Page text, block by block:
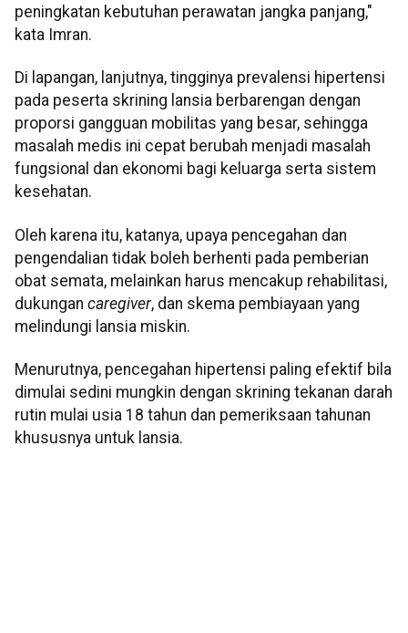
peningkatan kebutuhan perawatan jangka panjang,"
kata Imran.
Di lapangan, lanjutnya, tingginya prevalensi hipertensi
pada peserta skrining lansia berbarengan dengan
proporsi gangguan mobilitas yang besar, sehingga
masalah medis ini cepat berubah menjadi masalah
fungsional dan ekonomi bagi keluarga serta sistem
kesehatan.
Oleh karena itu, katanya, upaya pencegahan dan
pengendalian tidak boleh berhenti pada pemberian
obat semata, melainkan harus mencakup rehabilitasi,
dukungan caregiver, dan skema pembiayaan yang
melindungi lansia miskin.
Menurutnya, pencegahan hipertensi paling efektif bila
dimulai sedini mungkin dengan skrining tekanan darah
rutin mulai usia 18 tahun dan pemeriksaan tahunan
khususnya untuk lansia.